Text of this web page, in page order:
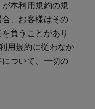
本利用規約の規
、お客様はその
負うことがあり
用規約に従わなか
ついて、一切の